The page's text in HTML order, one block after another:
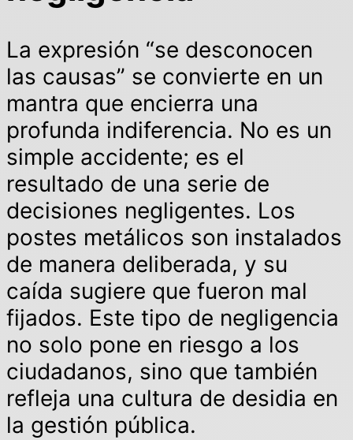
La expresión “se desconocen
las causas” se convierte en un
mantra que encierra una
profunda indiferencia. No es un
simple accidente; es el
resultado de una serie de
decisiones negligentes. Los
postes metálicos son instalados
de manera deliberada, y su
caída sugiere que fueron mal
fijados. Este tipo de negligencia
no solo pone en riesgo a los
ciudadanos, sino que también
refleja una cultura de desidia en
la gestión pública.